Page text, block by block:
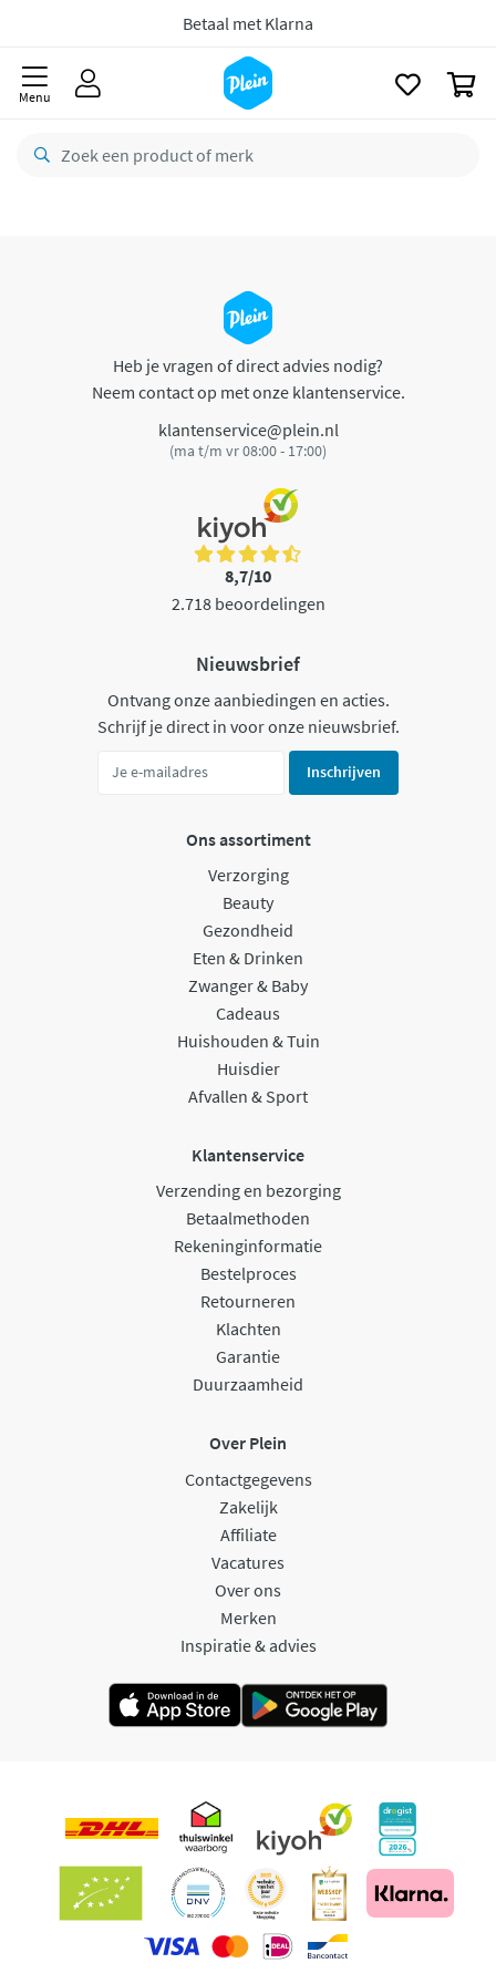
Betaal met Klarna
Menu
Heb je vragen of direct advies nodig?
Neem contact op met onze klantenservice.
klantenservice@plein.nl
(ma t/m vr 08:00 - 17:00)
8,7/10
2.718 beoordelingen
Nieuwsbrief
Ontvang onze aanbiedingen en acties.
Schrijf je direct in voor onze nieuwsbrief.
Inschrijven
Ons assortiment
Verzorging
Beauty
Gezondheid
Eten & Drinken
Zwanger & Baby
Cadeaus
Huishouden & Tuin
Huisdier
Afvallen & Sport
Klantenservice
Verzending en bezorging
Betaalmethoden
Rekeninginformatie
Bestelproces
Retourneren
Klachten
Garantie
Duurzaamheid
Over Plein
Contactgegevens
Zakelijk
Affiliate
Vacatures
Over ons
Merken
Inspiratie & advies